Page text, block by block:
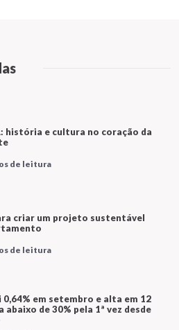
história e cultura no coração da
de leitura
criar um projeto sustentável
de leitura
0,64% em setembro e alta em 12
abaixo de 30% pela 1ª vez desde